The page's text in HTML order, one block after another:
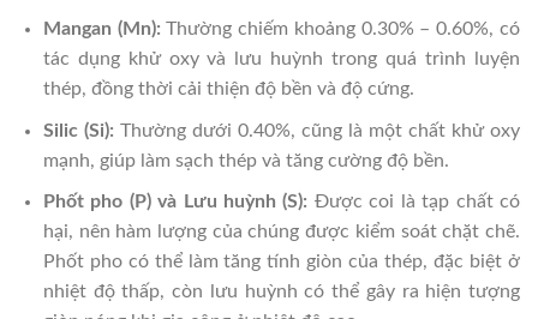
Mangan (Mn): Thường chiếm khoảng 0.30% – 0.60%, có
tác dụng khử oxy và lưu huỳnh trong quá trình luyện
thép, đồng thời cải thiện độ bền và độ cứng.
Silic (Si): Thường dưới 0.40%, cũng là một chất khử oxy
mạnh, giúp làm sạch thép và tăng cường độ bền.
Phốt pho (P) và Lưu huỳnh (S): Được coi là tạp chất có
hại, nên hàm lượng của chúng được kiểm soát chặt chẽ.
Phốt pho có thể làm tăng tính giòn của thép, đặc biệt ở
nhiệt độ thấp, còn lưu huỳnh có thể gây ra hiện tượng